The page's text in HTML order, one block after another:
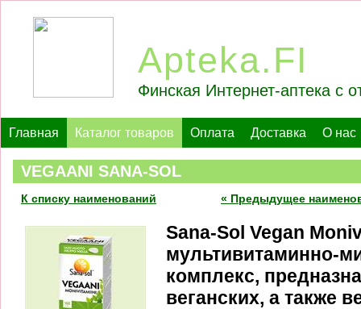
Apteka.FI
Финская Интернет-аптека с
Главная Каталог товаров Оплата Доставка О нас
VEGAANI SANA-SOL
« Предыдущее
К списку наименований
Sana-Sol Vegan
мультивитаминно-
комплекс,
веганских, а также